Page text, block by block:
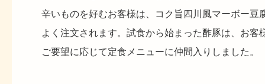
辛いものを好むお客様は、コク旨四川風マーボー豆
よく注文されます。試食から始まった酢豚は、お客
ご要望に応じて定食メニューに仲間入りしました。